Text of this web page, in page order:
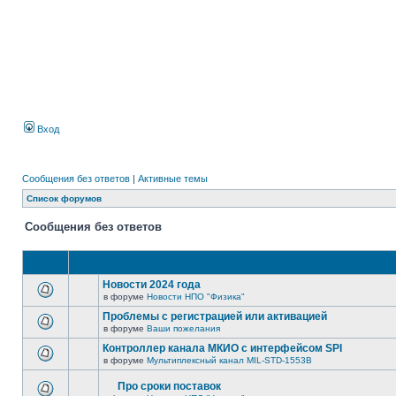
Вход
Сообщения без ответов | Активные темы
Список форумов
Сообщения без ответов
Новости 2024 года
в форуме Новости НПО "Физика"
Проблемы с регистрацией или активацией
в форуме Ваши пожелания
Контроллер канала МКИО с интерфейсом SPI
в форуме Мультиплексный канал MIL-STD-1553B
Про сроки поставок